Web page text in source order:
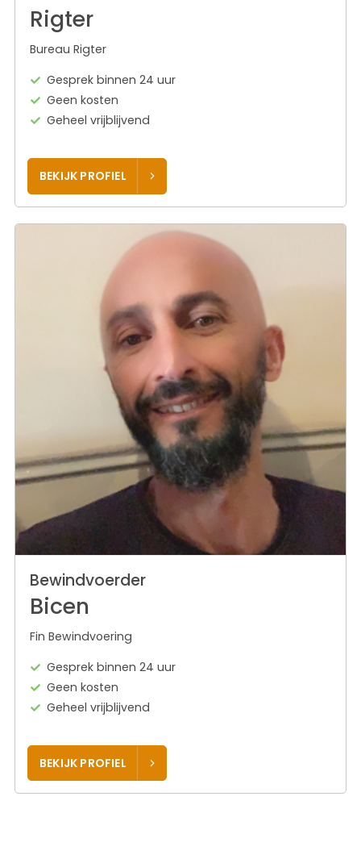
Rigter
Bureau Rigter
Gesprek binnen 24 uur
Geen kosten
Geheel vrijblijvend
BEKIJK PROFIEL
Bewindvoerder
Bicen
Fin Bewindvoering
Gesprek binnen 24 uur
Geen kosten
Geheel vrijblijvend
BEKIJK PROFIEL